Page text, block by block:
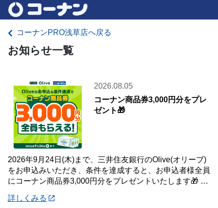
コーナンPRO浅草店へ戻る
お知らせ一覧
2026.08.05
コーナン商品券3,000円分をプレ
ゼント🎁
2026年9月24日(木)まで、三井住友銀行のOlive(オリーブ)
をお申込みいただき、条件を達成すると、お申込者様全員
にコーナン商品券3,000円分をプレゼントいたします🎁 詳
詳しくみる